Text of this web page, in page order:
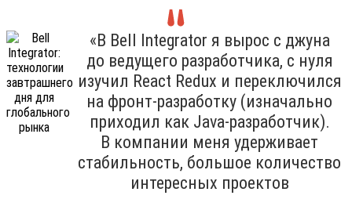
«В Bell Integrator я вырос с джуна
до ведущего разработчика, с нуля
изучил React Redux и переключился
на фронт-разработку (изначально
приходил как Java-разработчик).
В компании меня удерживает
стабильность, большое количество
интересных проектов